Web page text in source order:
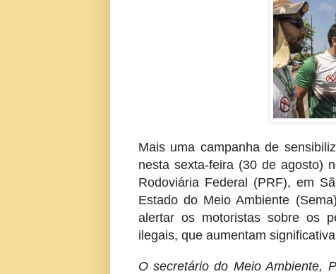
Mais uma campanha de
nesta sexta-feira (30 de agosto)
Rodoviária Federal (PRF), em
Estado do Meio Ambiente
alertar os motoristas sobre os
ilegais, que aumentam
O secretário do Meio Ambiente,